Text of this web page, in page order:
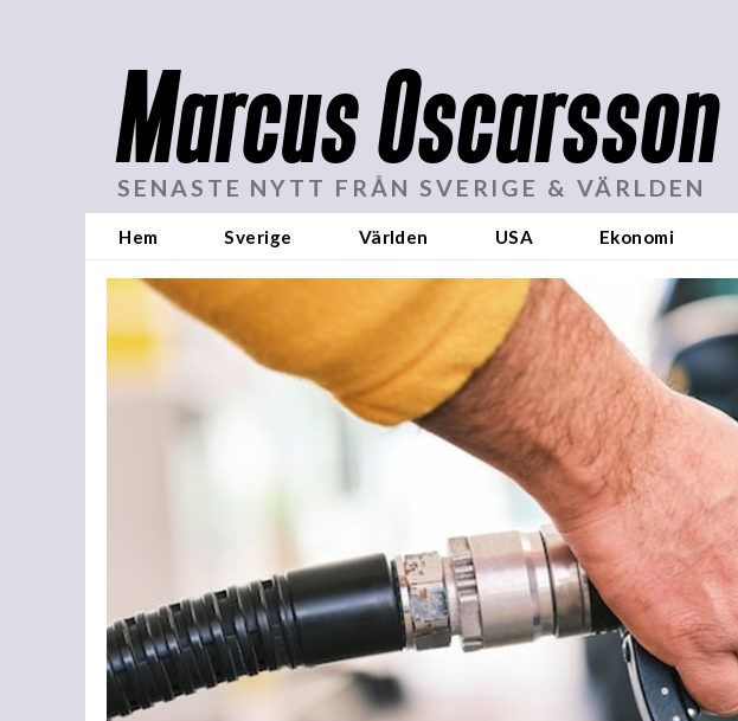
Marcus Oscarsson
SENASTE NYTT FRÅN SVERIGE & VÄRLDEN
Hem Sverige Världen USA Ekonomi